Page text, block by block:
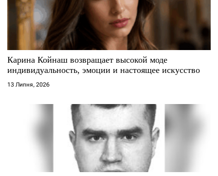
Карина Койнаш возвращает высокой моде
индивидуальность, эмоции и настоящее искусство
13 Липня, 2026